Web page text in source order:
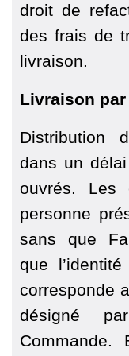
droit de
des frais de
livraison.
Livraison
Distribution
dans un
ouvrés. Les
personne
sans que
que
corresponde
désigné
Commande.